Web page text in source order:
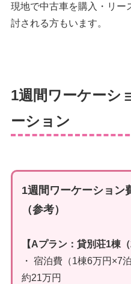
現地で中古車を購入・リー
討される方もいます。
1週間ワーケーシ
ーション
1週間ワーケーション
（参考）
【Aプラン：貸別荘1棟
・ 宿泊費（1棟6万円×7
約21万円